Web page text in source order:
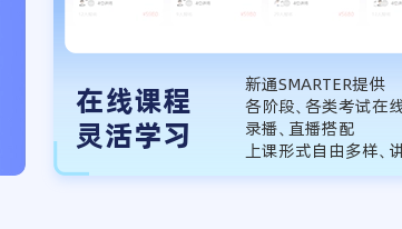
在线课程
灵活学习
新通SMARTER提供
各阶段、各类考试在
录播、直播搭配
上课形式自由多样、